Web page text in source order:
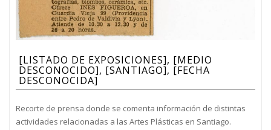
[LISTADO DE EXPOSICIONES], [MEDIO
DESCONOCIDO], [SANTIAGO], [FECHA
DESCONOCIDA]
Recorte de prensa donde se comenta información de distintas
actividades relacionadas a las Artes Plásticas en Santiago.